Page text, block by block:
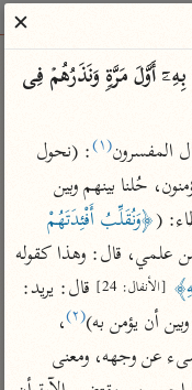
الشرعي
معاصرة
الميسر
المختصر في
التفسير
✕
المفسرون(١)
(
[الأنفال: 24]
أن يؤمن به)(٢)